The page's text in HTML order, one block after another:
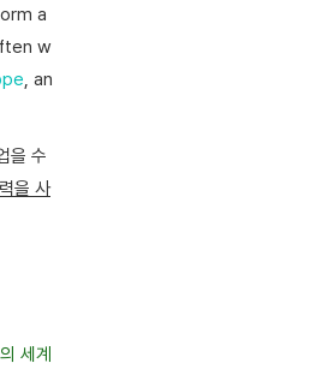
a
w
, an
을 수
을 사
세계